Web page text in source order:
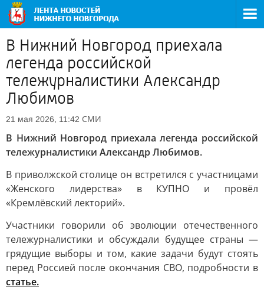
В Нижний Новгород приехала
легенда российской
тележурналистики Александр
Любимов
21 мая 2026, 11:42 СМИ
В Нижний Новгород приехала легенда российской
тележурналистики Александр Любимов.
В приволжской столице он встретился с участницами
«Женского лидерства» в КУПНО и провёл
«Кремлёвский лекторий».
Участники говорили об эволюции отечественного
тележурналистики и обсуждали будущее страны —
грядущие выборы и том, какие задачи будут стоять
перед Россией после окончания СВО, подробности в
статье.